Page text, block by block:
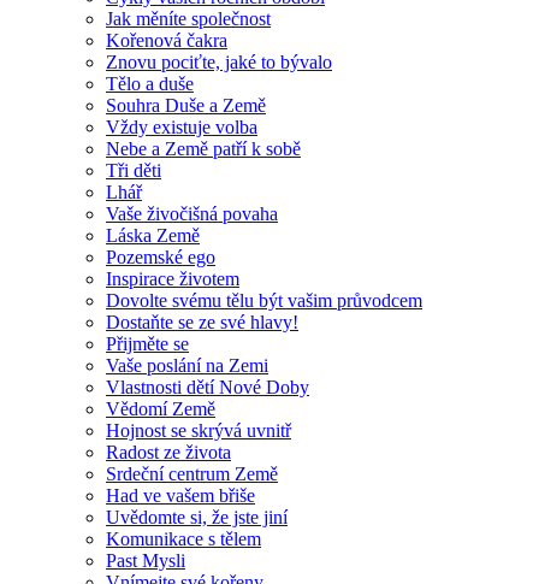
Jak měníte společnost
Kořenová čakra
Znovu pociťte, jaké to bývalo
Tělo a duše
Souhra Duše a Země
Vždy existuje volba
Nebe a Země patří k sobě
Tři děti
Lhář
Vaše živočišná povaha
Láska Země
Pozemské ego
Inspirace životem
Dovolte svému tělu být vašim průvodcem
Dostaňte se ze své hlavy!
Přijměte se
Vaše poslání na Zemi
Vlastnosti dětí Nové Doby
Vědomí Země
Hojnost se skrývá uvnitř
Radost ze života
Srdeční centrum Země
Had ve vašem břiše
Uvědomte si, že jste jiní
Komunikace s tělem
Past Mysli